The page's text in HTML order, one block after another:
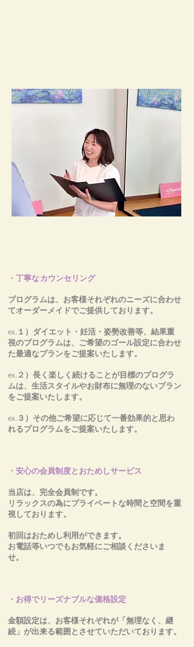
・丁寧なカウンセリング
プログラムは、お客様それぞれのニーズに合わせ
てオーダーメイドでご提供しております。
ex.１）ダイエット・妊活・姿勢改善等、結果重
視のプログラムは、ご希望のゴール設定に合わせ
た最適なプランをご提案いたします。
ex.２）長く楽しく続けることが目標のプログラ
ムは、生活スタイルやお財布に無理のないプラン
をご提案いたします。
​ex.３）その他ご希望に応じて一番効果的と思わ
れるプログラムをご提案いたします。
・安心の会員制度とおためしサービス
当店は、完全会員制です。
リラックスの為にプライベートな時間と空間を重
視しております。
初回はおためし利用ができます。
お電話等いつでもお気軽にご相談くださいま
せ。
・お得でリーズナブルな価格設定
金額設定は、お客様それぞれが「無理なく、継
続」が出来る範囲とさせていただいております。